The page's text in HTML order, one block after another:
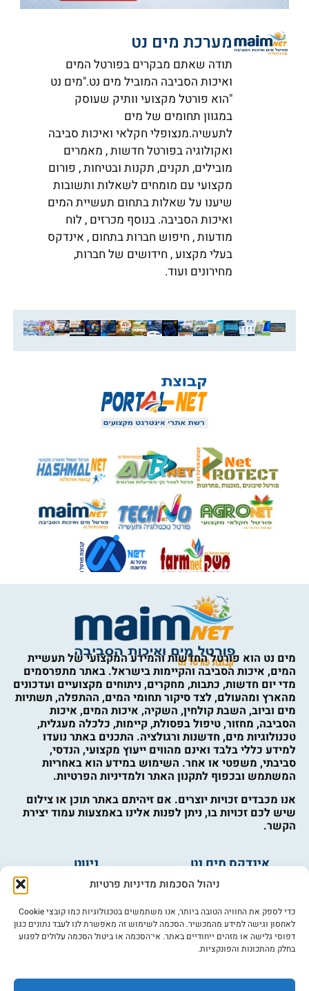
ניהול הסכמות מדיניות פרטיות
כדי לספק את החוויה הטובה ביותר, אנו משתמשים בטכנולוגיות כמו קובצי Cookie
לאחסון וגישה למידע מהמכשיר. הסכמה לשימוש זה מאפשרת לנו לעבד נתונים כגון
דפוסי גלישה או מזהים ייחודיים באתר. אי־הסכמה או ביטול הסכמה עלולים לפגוע
בחלק מהתכונות והפונקציות.
מערכת מים נט
תודה שאתם מבקרים בפורטל המים
ואיכות הסביבה המוביל מים נט."מים נט
"הוא פורטל מקצועי וותיק שעוסק
במגוון תחומים של מים
לתעשיה.מנצופלי חקלאי ואיכות סביבה
ואקולוגיה בפורטל חדשות , מאמרים
מובילים, תקנים, תקנות ובטיחות , פורום
מקצועי עם מומחים לשאלות ותשובות
שיענו על שאלות בתחום תעשיית המים
ואיכות הסביבה. בנוסף מכרזים , לוח
מודעות , חיפוש חברות בתחום , אינדקס
בעלי מקצוע , חידושים של חברות,
מחירונים ועוד.
מים נט הוא פורטל החדשות והמידע המקצועי של תעשיית
המים, איכות הסביבה והקיימות בישראל. באתר מתפרסמים
מדי יום חדשות, כתבות, מחקרים, ניתוחים מקצועיים ועדכונים
מהארץ ומהעולם, לצד סיקור תחומי המים, ההתפלה, תשתיות
מים וביוב, השבת קולחין, השקיה, איכות המים, איכות
הסביבה, מחזור, טיפול בפסולת, קיימות, כלכלה מעגלית,
טכנולוגיות מים, חדשנות ורגולציה. התכנים באתר נועדו
למידע כללי בלבד ואינם מהווים ייעוץ מקצועי, הנדסי,
סביבתי, משפטי או אחר. השימוש במידע הוא באחריות
המשתמש ובכפוף לתקנון האתר ולמדיניות הפרטיות.
אנו מכבדים זכויות יוצרים. אם זיהיתם באתר תוכן או צילום
שיש לכם זכויות בו, ניתן לפנות אלינו באמצעות עמוד יצירת
הקשר.
אינדקס מים נט
מים ובריאות
פורום מים
ניווט
אינדקס עסקים
צרו קשר
מי אנחנו